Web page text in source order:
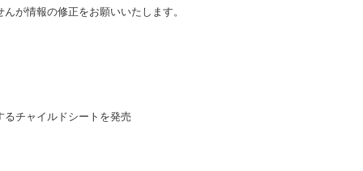
が情報の修正をお願いいたします。
チャイルドシートを発売